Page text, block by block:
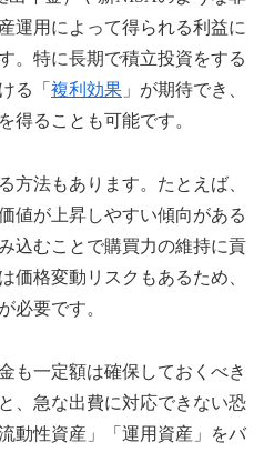
運用によって得られる利益に
。特に長期で積立投資をする
る「 複利効果 」が期待でき、
得ることも可能です。
方法もあります。たとえば、
値が上昇しやすい傾向がある
込むことで購買力の維持に貢
価格変動リスクもあるため、
必要です。
も一定額は確保しておくべき
、急な出費に対応できない恐
動性資産」「運用資産」をバ